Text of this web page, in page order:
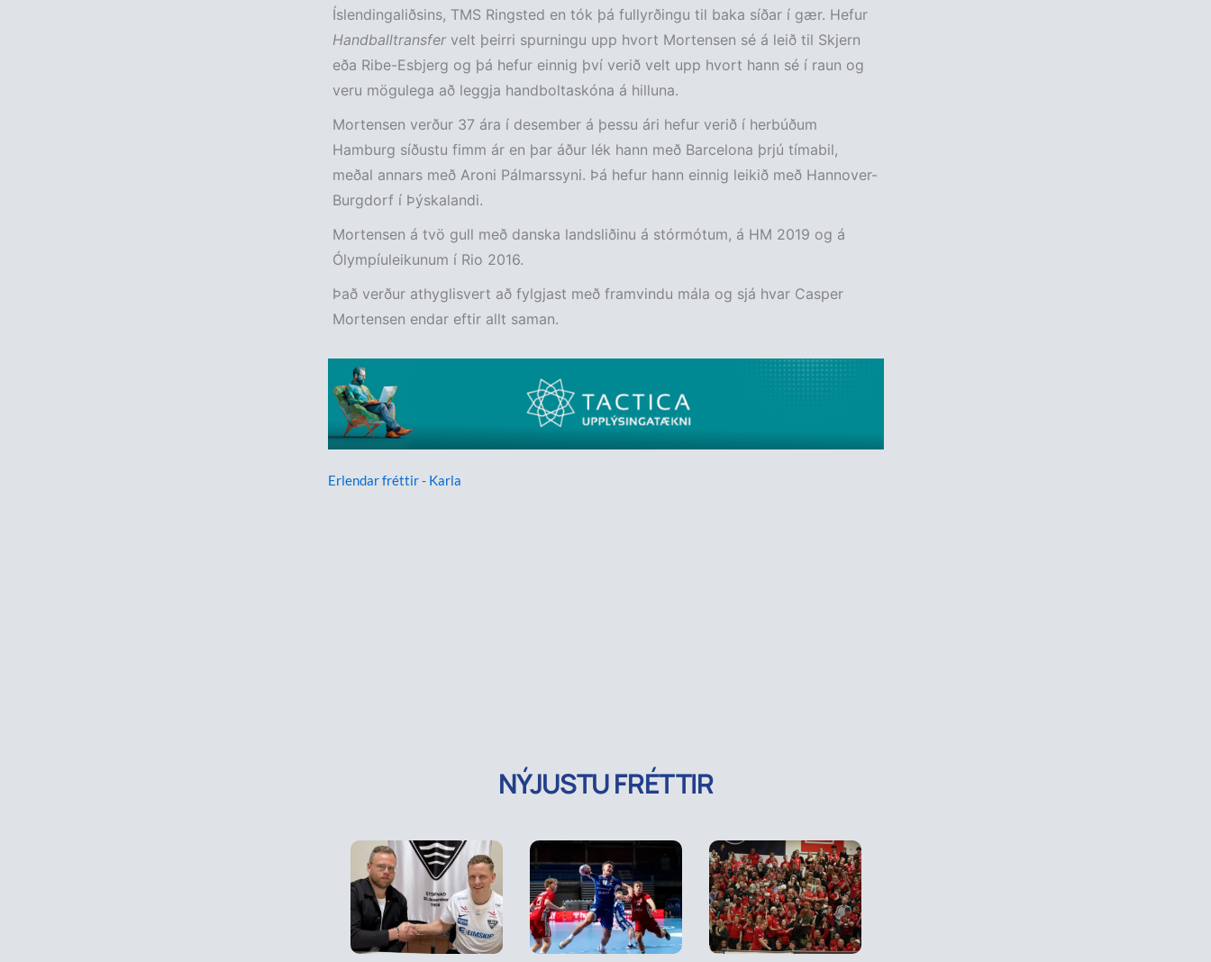
Íslendingaliðsins, TMS Ringsted en tók þá fullyrðingu til baka síðar í gær. Hefur
Handballtransfervelt þeirri spurningu upp hvort Mortensen sé á leið til Skjern
eða Ribe-Esbjerg og þá hefur einnig því verið velt upp hvort hann sé í raun og
veru mögulega að leggja handboltaskóna á hilluna.
Mortensen verður 37 ára í desember á þessu ári hefur verið í herbúðum
Hamburg síðustu fimm ár en þar áður lék hann með Barcelona þrjú tímabil,
meðal annars með Aroni Pálmarssyni. Þá hefur hann einnig leikið með Hannover-
Burgdorf í Þýskalandi.
Mortensen á tvö gull með danska landsliðinu á stórmótum, á HM 2019 og á
Ólympíuleikunum í Rio 2016.
Það verður athyglisvert að fylgjast með framvindu mála og sjá hvar Casper
Mortensen endar eftir allt saman.
Erlendar fréttir - Karla
NÝJUSTU FRÉTTIR